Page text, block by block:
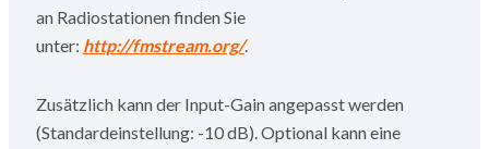
an Radiostationen finden Sie
unter: http://fmstream.org/.
Zusätzlich kann der Input-Gain angepasst werden
(Standardeinstellung: -10 dB). Optional kann eine